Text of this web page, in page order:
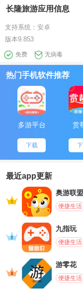
《长隆旅游app》小
长隆旅游度假区集
长隆欢乐世界、长隆国
园、广州鳄鱼公园、长
江酒家等，是国家5A级景
长隆旅游app为您的
长隆旅游更新记录：
v5.0.11。
2、增加路线推送，
长隆旅游应用信息
支持系统： 安卓
版本9.853
免费 无病毒
热门手机软件推荐
多游平台
下载
赏
最近app更新
奥游联盟
便捷生活
九指玩
便捷生活
游零花
便捷生活